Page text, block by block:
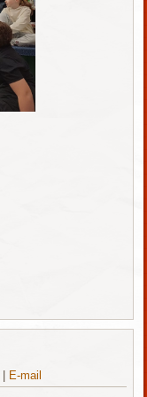
E-mail